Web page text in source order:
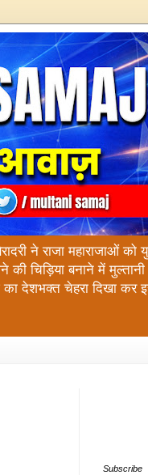
ने राजा महाराजाओं
बनाने में मुल्तानी
का देशभक्त चेहरा दिखा
Subscribe